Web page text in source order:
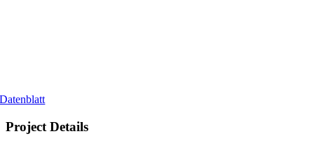
Datenblatt
Project Details